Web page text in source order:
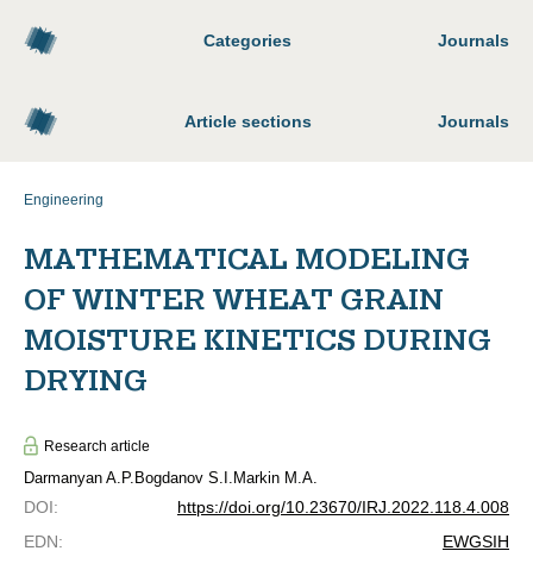
Categories Journals
Article sections Journals
Engineering
MATHEMATICAL MODELING
OF WINTER WHEAT GRAIN
MOISTURE KINETICS DURING
DRYING
Research article
Darmanyan A.P. Bogdanov S.I. Markin M.A.
DOI:
https://doi.org/10.23670/IRJ.2022.118.4.008
EDN: EWGSIH